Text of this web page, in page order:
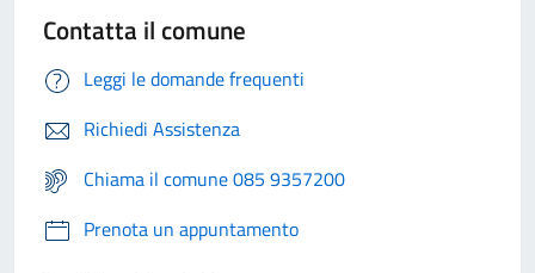
Contatta il comune
Leggi le domande frequenti
Richiedi Assistenza
Chiama il comune 085 9357200
Prenota un appuntamento